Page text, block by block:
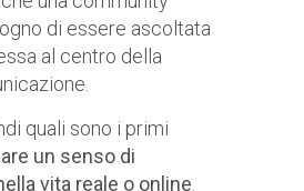
di essere ascoltata
al centro della
quali sono i primi
un senso di
vita reale o online